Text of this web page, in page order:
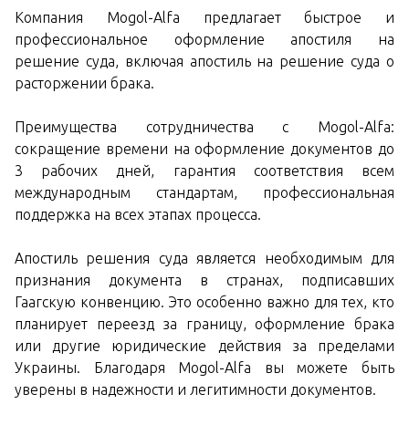
Компания Mogol-Alfa предлагает быстрое и
профессиональное оформление апостиля на
решение суда, включая апостиль на решение суда о
расторжении брака.
Преимущества сотрудничества с Mogol-Alfa:
сокращение времени на оформление документов до
3 рабочих дней, гарантия соответствия всем
международным стандартам, профессиональная
поддержка на всех этапах процесса.
Апостиль решения суда является необходимым для
признания документа в странах, подписавших
Гаагскую конвенцию. Это особенно важно для тех, кто
планирует переезд за границу, оформление брака
или другие юридические действия за пределами
Украины. Благодаря Mogol-Alfa вы можете быть
уверены в надежности и легитимности документов.